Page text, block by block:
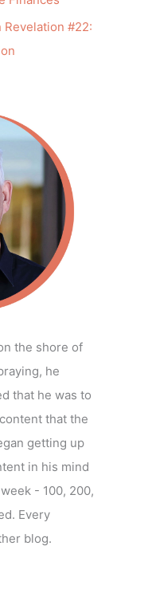
Revelation #22:
the shore of
he
that he was to
that the
getting up
in his mind
- 100, 200,
Every
blog.